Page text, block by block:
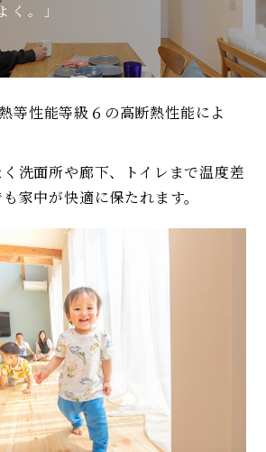
く。」
等性能等級６の高断熱性能によ
洗面所や廊下、トイレまで温度差
家中が快適に保たれます。